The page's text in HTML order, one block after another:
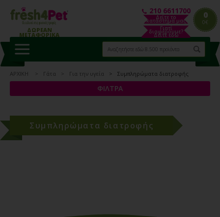
0
0€
ΔΩΡΕΑΝ
ΜΕΤΑΦΟΡΙΚΑ
Δείτε το
κατάστημα μας
Γιατί
διαφέρουμε?
Δείτε εδώ
210 6611700
ΑΡΧΙΚΗ Γάτα Για την υγεία Συμπληρώματα διατροφής
ΦΙΛΤΡΑ
Συμπληρώματα διατροφής